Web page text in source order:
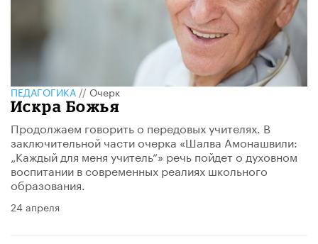
ПЕДАГОГИКА//Очерк
Искра Божья
Продолжаем говорить о передовых учителях. В
заключительной части очерка «Шалва Амонашвили:
„Каждый для меня учитель“» речь пойдет о духовном
воспитании в современных реалиях школьного
образования.
24 апреля